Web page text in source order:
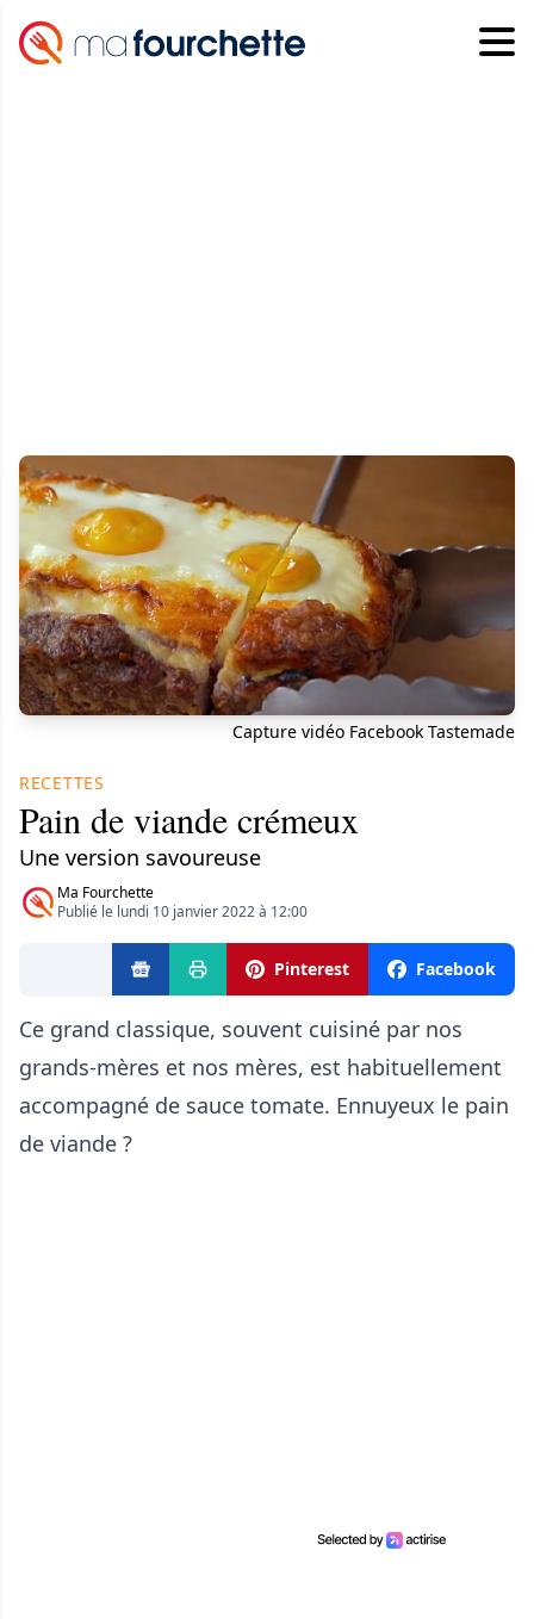
Capture vidéo Facebook Tastemade
RECETTES
Pain de viande crémeux
Une version savoureuse
Ma Fourchette
Publié le lundi 10 janvier 2022 à 12:00
Pinterest Facebook
Ce grand classique, souvent cuisiné par nos
grands-mères et nos mères, est habituellement
accompagné de sauce tomate. Ennuyeux le pain
de viande ?